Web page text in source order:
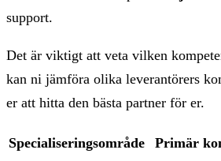
support.
Det är viktigt att veta vilken
kan ni jämföra olika leverantörers
er att hitta den bästa partner för er.
Specialiseringsområde Primär